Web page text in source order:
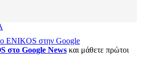
ENIKOS στην Google
στο Google News και μάθετε πρώτοι